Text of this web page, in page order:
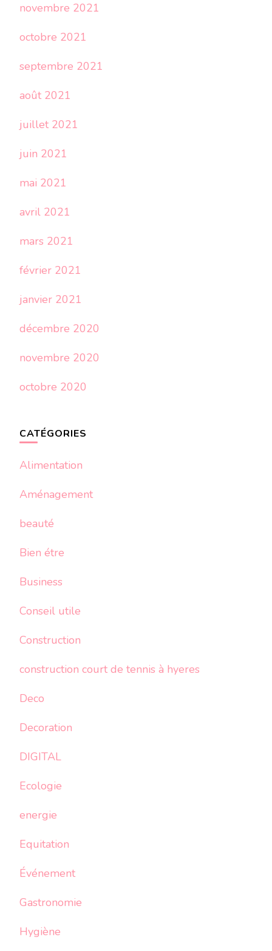
novembre 2021
octobre 2021
septembre 2021
août 2021
juillet 2021
juin 2021
mai 2021
avril 2021
mars 2021
février 2021
janvier 2021
décembre 2020
novembre 2020
octobre 2020
CATÉGORIES
Alimentation
Aménagement
beauté
Bien étre
Business
Conseil utile
Construction
construction court de tennis à hyeres
Deco
Decoration
DIGITAL
Ecologie
energie
Equitation
Événement
Gastronomie
Hygiène